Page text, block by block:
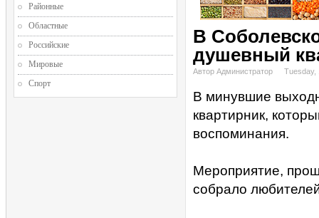
В
душевный
Автор Администратор Tuesday,
В минувшие
квартирник,
воспоминания.
Мероприятие,
собрало
Районные
Областные
Российские
Мировые
Спорт